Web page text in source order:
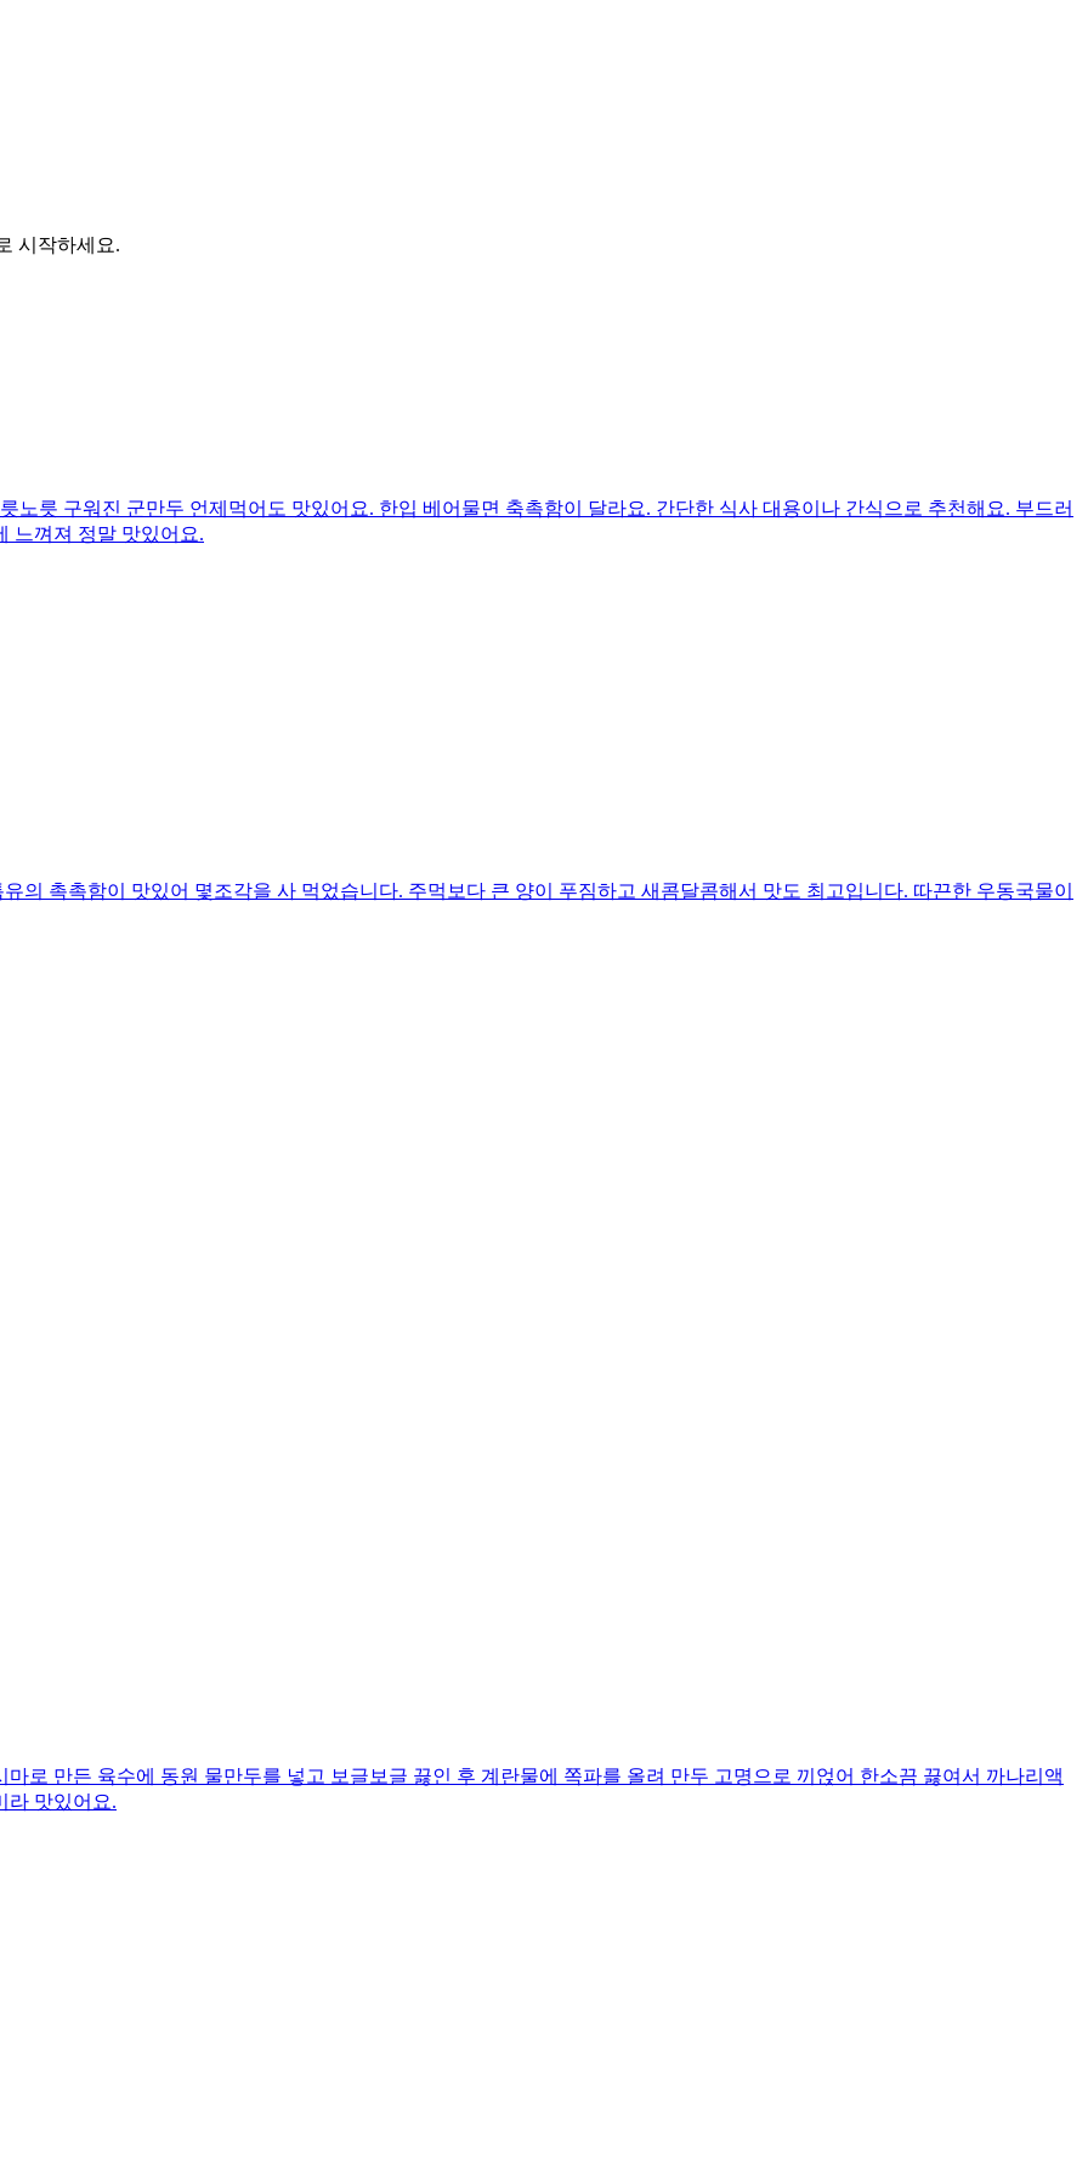
시작하세요.
노릇 구워진 군만두 언제먹어도 맛있어요. 한입 베어물면 축촉함이 달라요. 간단한 식사 대용이나 간식으로 추천해요. 부드러
느껴져 정말 맛있어요.
의 촉촉함이 맛있어 몇조각을 사 먹었습니다. 주먹보다 큰 양이 푸짐하고 새콤달콤해서 맛도 최고입니다. 따끈한 우동국물이
로 만든 육수에 동원 물만두를 넣고 보글보글 끓인 후 계란물에 쪽파를 올려 만두 고명으로 끼얹어 한소끔 끓여서 까나리액
라 맛있어요.